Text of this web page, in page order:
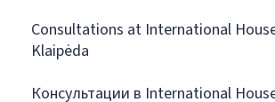
Consultations at International
Klaipėda
Консультации в International